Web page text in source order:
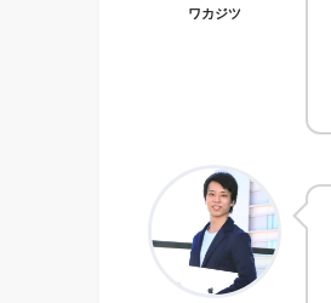
ワカジツ